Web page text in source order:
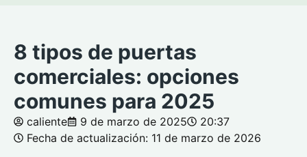
8 tipos de puertas
comerciales: opciones
comunes para 2025
caliente 9 de marzo de 2025
20:37
Fecha de actualización: 11 de marzo de 2026